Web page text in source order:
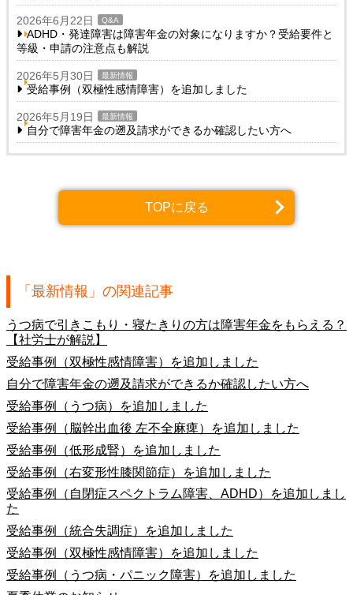
2026年6月22日 Q&A
ADHD・発達障害は障害年金の対象になりますか？受給要件と
等級・申請の注意点も解説
2026年5月30日 最新情報
受給事例（双極性感情障害）を追加しました
2026年5月19日 最新情報
自分で障害年金の遡及請求ができるか確認したい方へ
TOPに戻る
「最新情報」の関連記事
うつ病で引きこもり・寝たきりの方は障害年金をもらえる？
【社労士が解説】
受給事例（双極性感情障害）を追加しました
自分で障害年金の遡及請求ができるか確認したい方へ
受給事例（うつ病）を追加しました
受給事例（脳幹出血後 左不全麻痺）を追加しました
受給事例（低形成腎）を追加しました
受給事例（右変形性膝関節症）を追加しました
受給事例（自閉症スペクトラム障害、ADHD）を追加しまし
た
受給事例（統合失調症）を追加しました
受給事例（双極性感情障害）を追加しました
受給事例（うつ病・パニック障害）を追加しました